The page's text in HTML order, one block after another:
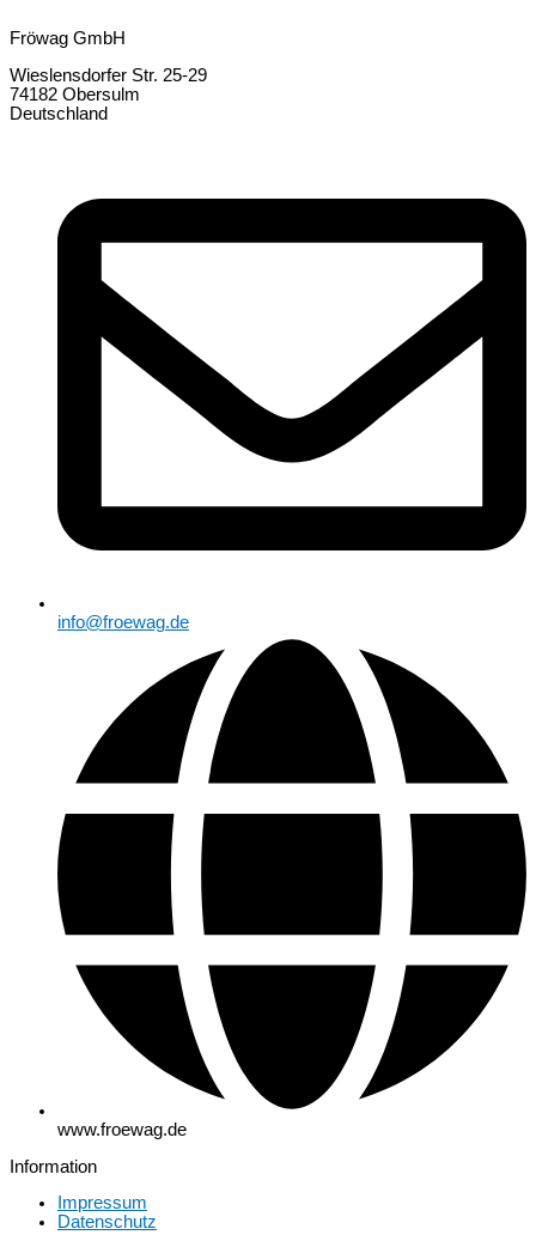
Fröwag GmbH
Wieslensdorfer Str. 25-29
74182 Obersulm
Deutschland
info@froewag.de
www.froewag.de
Information
Impressum
Datenschutz